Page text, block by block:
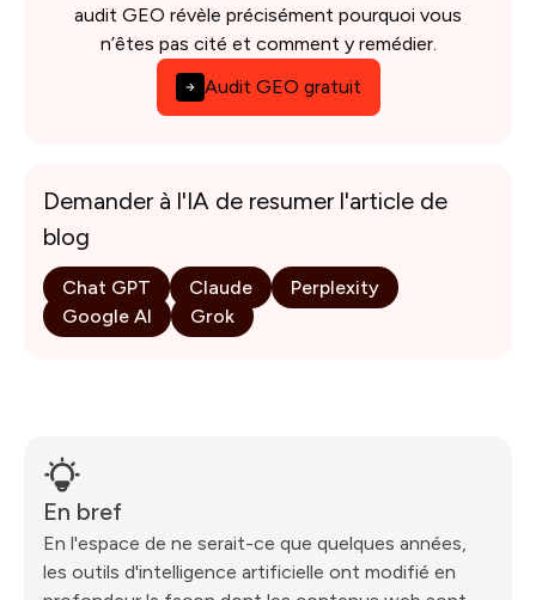
Demander à l'IA de resumer l'article de
blog
Chat GPT Claude
Perplexity
Google AI
Grok
audit GEO révèle précisément pourquoi vous
n’êtes pas cité et comment y remédier.
Audit GEO gratuit
En bref
En l'espace de ne serait-ce que quelques années,
les outils d'intelligence artificielle ont modifié en